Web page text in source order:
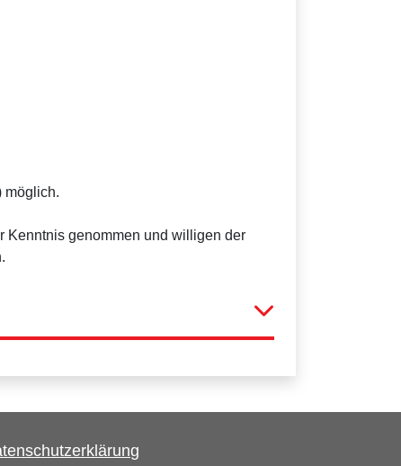
möglich.
Kenntnis genommen und willigen der